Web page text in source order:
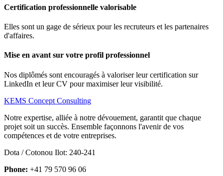
Certification professionnelle valorisable
Elles sont un gage de sérieux pour les recruteurs et les partenaires
d'affaires.
Mise en avant sur votre profil professionnel
Nos diplômés sont encouragés à valoriser leur certification sur
LinkedIn et leur CV pour maximiser leur visibilité.
KEMS Concept Consulting
Notre expertise, alliée à notre dévouement, garantit que chaque
projet soit un succès. Ensemble façonnons l'avenir de vos
compétences et de votre entreprises.
Dota / Cotonou Ilot: 240-241
Phone: +41 79 570 96 06